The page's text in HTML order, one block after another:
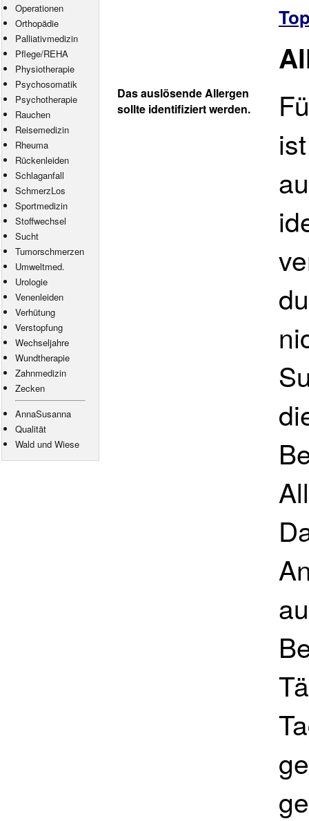
Operationen
Orthopädie
Palliativmedizin
Pflege/REHA
Physiotherapie
Psychosomatik
Psychotherapie
Rauchen
Reisemedizin
Rheuma
Rückenleiden
Schlaganfall
SchmerzLos
Sportmedizin
Stoffwechsel
Sucht
Tumorschmerzen
Umweltmed.
Urologie
Venenleiden
Verhütung
Verstopfung
Wechseljahre
Wundtherapie
Zahnmedizin
Zecken
AnnaSusanna
Qualität
Wald und Wiese
Das auslösende Allergen
sollte identifiziert werden.